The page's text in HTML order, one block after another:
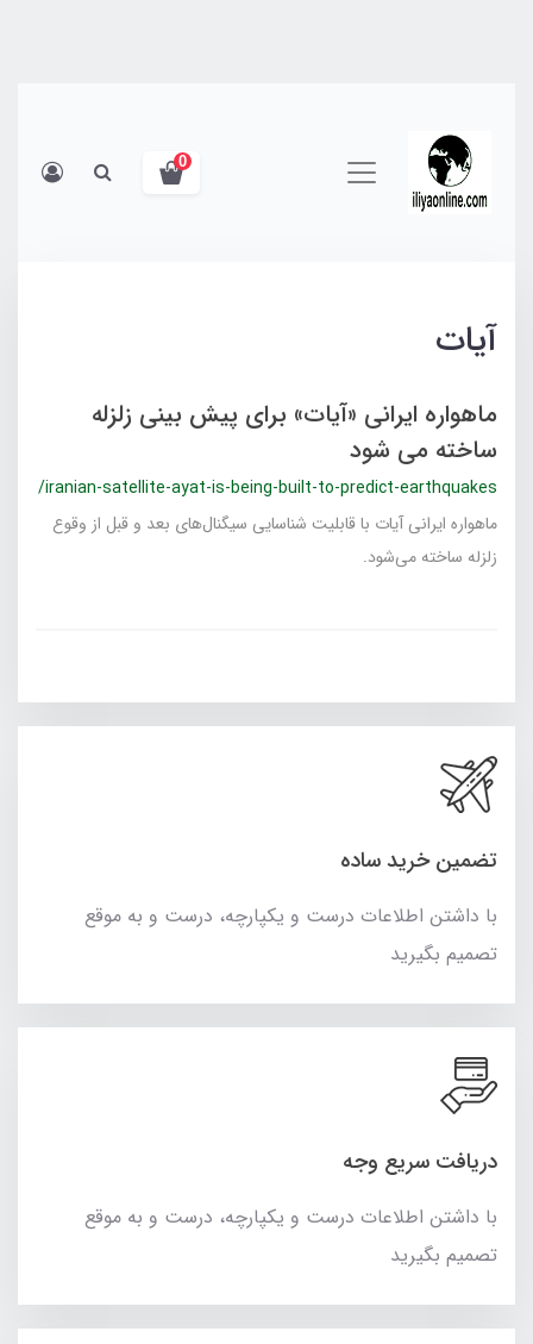
0
آیات
ماهواره ایرانی «آیات» برای پیش بینی زلزله
ساخته می‌ شود
/iranian-satellite-ayat-is-being-built-to-predict-earthquakes
ماهواره ایرانی آیات با قابلیت شناسایی سیگنال‌های بعد و قبل از وقوع
زلزله ساخته می‌شود.
تضمین خرید ساده
با داشتن اطلاعات درست و یکپارچه، درست و به موقع
تصمیم بگیرید
دریافت سریع وجه
با داشتن اطلاعات درست و یکپارچه، درست و به موقع
تصمیم بگیرید